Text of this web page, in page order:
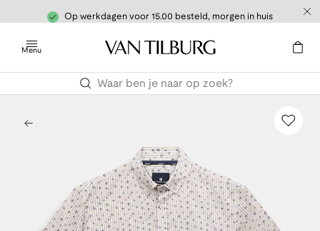
Op werkdagen voor 15.00 besteld, morgen in huis
Menu